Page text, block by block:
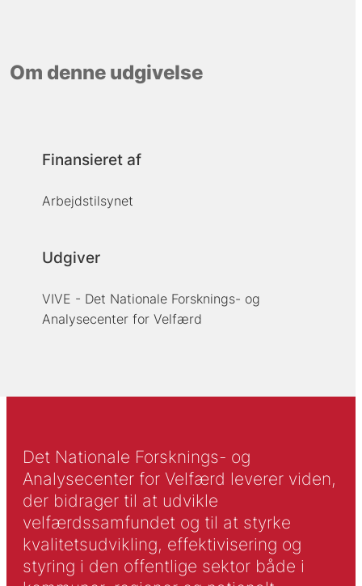
Om denne udgivelse
Finansieret af
Arbejdstilsynet
Udgiver
VIVE - Det Nationale Forsknings- og
Analysecenter for Velfærd
Det Nationale Forsknings- og
Analysecenter for Velfærd leverer viden,
der bidrager til at udvikle
velfærdssamfundet og til at styrke
kvalitetsudvikling, effektivisering og
styring i den offentlige sektor både i